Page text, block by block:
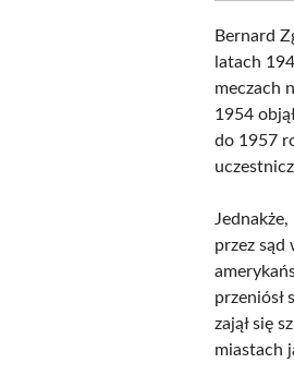
Bernard
latach
meczach
1954
do 1957
przez sąd
przeniósł
zajął się
miastach